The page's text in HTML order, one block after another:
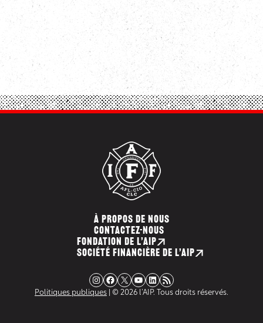
À PROPOS DE NOUS
CONTACTEZ-NOUS
FONDATION DE L’AIP
SOCIÉTÉ FINANCIÈRE DE L’AIP
Instagram Facebook X YouTube LinkedIn Flux RSS
Politiques publiques | © 2026 l’AIP. Tous droits réservés.